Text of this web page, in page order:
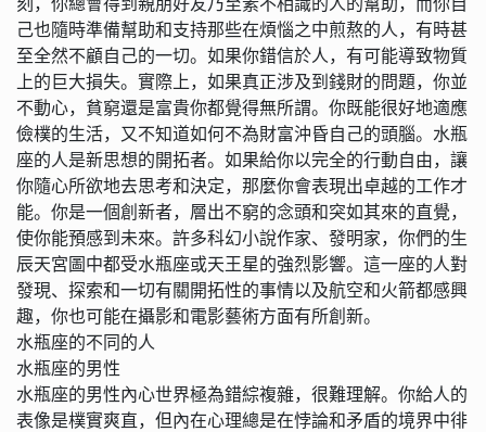
己也隨時準備幫助和支持那些在煩惱之中煎熬的人，有時甚
至全然不顧自己的一切。如果你錯信於人，有可能導致物質
上的巨大損失。實際上，如果真正涉及到錢財的問題，你並
不動心，貧窮還是富貴你都覺得無所謂。你既能很好地適應
儉樸的生活，又不知道如何不為財富沖昏自己的頭腦。水瓶
座的人是新思想的開拓者。如果給你以完全的行動自由，讓
你隨心所欲地去思考和決定，那麼你會表現出卓越的工作才
能。你是一個創新者，層出不窮的念頭和突如其來的直覺，
使你能預感到未來。許多科幻小說作家、發明家，你們的生
辰天宮圖中都受水瓶座或天王星的強烈影響。這一座的人對
發現、探索和一切有關開拓性的事情以及航空和火箭都感興
趣，你也可能在攝影和電影藝術方面有所創新。
水瓶座的不同的人
水瓶座的男性
水瓶座的男性內心世界極為錯綜複雜，很難理解。你給人的
表像是樸實爽直，但內在心理總是在悖論和矛盾的境界中徘